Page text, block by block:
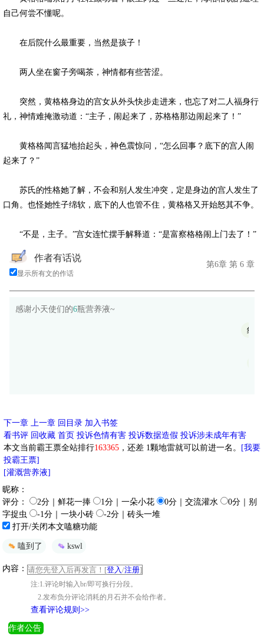
自己何尝不懂呢。
在后院什么最重要，当然是孩子！
两人坐在窗子旁喝茶，神情都有些苦涩。
突然，黄格格身边的宫女从外头快步走进来，也忘了对二人福身行
礼，神情难掩激动道：“主子，闹起来了，苏格格那边闹起来了！”
黄格格闻言猛地抬起头，神色震惊问，“怎么回事？底下的宫人闹
起来了？”
苏氏的性格她了解，不会和别人发生冲突，定是身边的宫人发生了
口角。也怪她性子绵软，底下的人也管不住，黄格格又开始怒其不争。
“不是，主子。”宫女连忙摆手解释道：“是富察格格闹上门去了！”
作者有话说
显示所有文的作话
第6章 第 6 章
感谢小天使们的6瓶营养液~
红
下一章 上一章 回目录 加入书签
看书评 回收藏 首页 投诉色情有害 投诉数据造假 投诉涉未成年有害
本文当前霸王票全站排行163365 ，还差 1颗地雷就可以前进一名。 [我要
投霸王票]
[灌溉营养液]
昵称：
评分：
2分｜鲜花一捧 1分｜一朵小花 0分｜交流灌水
0分｜别
字捉虫
-1分｜一块小砖
-2分｜砖头一堆
打开/关闭本文嗑糖功能
嗑到了 kswl
内容： 请您先登入后再发言！[登入 /注册]
注:1.评论时输入br/即可换行分段。
2.发布负分评论消耗的月石并不会给作者。
查看评论规则>>
作者公告